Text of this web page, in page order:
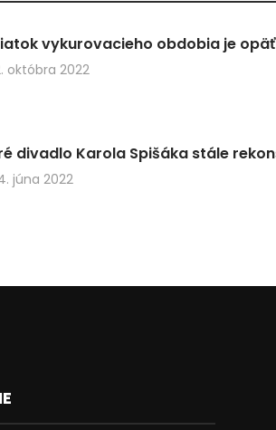
vykurovacieho obdobia je
októbra 2022
divadlo Karola Spišáka stále
júna 2022